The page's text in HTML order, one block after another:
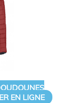
EN LIGNE